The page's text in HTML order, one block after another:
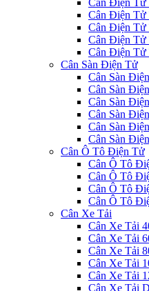
Cân Điện Tử
Cân Điện Tử
Cân Điện Tử
Cân Điện Tử
Cân Điện Tử
Cân Sàn Điện Tử
Cân Sàn
Cân Sàn
Cân Sàn
Cân Sàn
Cân Sàn
Cân Sàn
Cân Ô Tô Điện Tử
Cân Ô Tô
Cân Ô Tô
Cân Ô Tô
Cân Ô Tô
Cân Xe Tải
Cân Xe Tải
Cân Xe Tải
Cân Xe Tải
Cân Xe Tải
Cân Xe Tải
Cân Xe Tải